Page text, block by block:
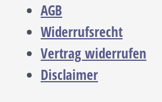
AGB
Widerrufsrecht
Vertrag widerrufen
Disclaimer